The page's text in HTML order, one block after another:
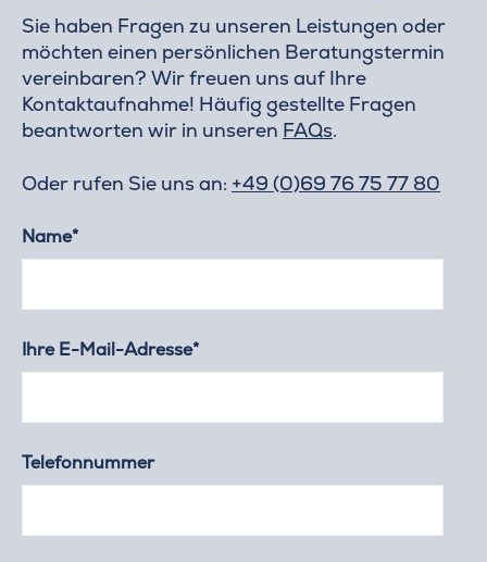
Sie haben Fragen zu unseren Leistungen oder
möchten einen persönlichen Beratungstermin
vereinbaren? Wir freuen uns auf Ihre
Kontaktaufnahme! Häufig gestellte Fragen
beantworten wir in unseren FAQs.
Oder rufen Sie uns an: +49 (0)69 76 75 77 80
Name*
Ihre E-Mail-Adresse*
Telefonnummer